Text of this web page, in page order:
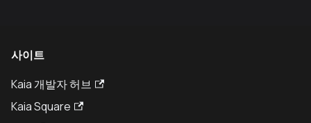
사이트
Kaia 개발자 허브
Kaia Square